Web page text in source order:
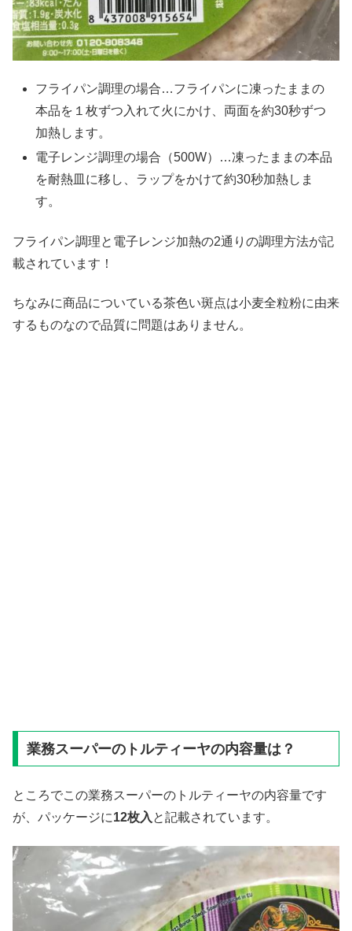
フライパン調理の場合…フライパンに凍ったままの
本品を１枚ずつ入れて火にかけ、両面を約30秒ずつ
加熱します。
電子レンジ調理の場合（500W）…凍ったままの本品
を耐熱皿に移し、ラップをかけて約30秒加熱しま
す。
フライパン調理と電子レンジ加熱の2通りの調理方法が記
載されています！
ちなみに商品についている茶色い斑点は小麦全粒粉に由来
するものなので品質に問題はありません。
業務スーパーのトルティーヤの内容量は？
ところでこの業務スーパーのトルティーヤの内容量です
が、パッケージに12枚入 と記載されています。